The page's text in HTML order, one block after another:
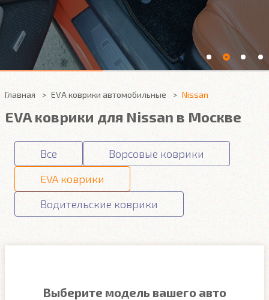
Главная EVA коврики автомобильные Nissan
EVA коврики для Nissan в Москве
Все
Ворсовые коврики
EVA коврики
Водительские коврики
Выберите модель вашего авто